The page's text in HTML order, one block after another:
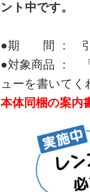
ント中です。
●期 間 ： 引
●対象商品 ：
ューを書いてく
本体同梱の案内